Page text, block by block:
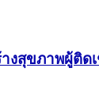
สุขภาพผู้ติด